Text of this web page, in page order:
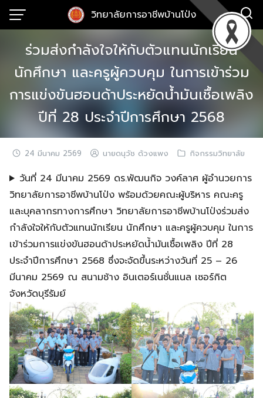
Skip
วิทยาลัยการอาชีพบ้านโป่ง
ร่วมส่งกำลังใจให้กับตัวแทนนักเรียน
นักศึกษา และครูผู้ควบคุม ในการเข้าร่วม
การแข่งขันฮอนด้าประหยัดน้ำมันเชื้อเพลิง
ปีที่ 28 ประจำปีการศึกษา 2568
24 มีนาคม 2569 นายดนุวัช ด้วงแพง กิจกรรมวิทยาลัย
วันที่ 24 มีนาคม 2569 ดร.พัฒนกิจ วงค์ลาศ ผู้อำนวยการ
วิทยาลัยการอาชีพบ้านโป่ง พร้อมด้วยคณะผู้บริหาร คณะครู
และบุคลากรทางการศึกษา วิทยาลัยการอาชีพบ้านโป่งร่วมส่ง
กำลังใจให้กับตัวแทนนักเรียน นักศึกษา และครูผู้ควบคุม ในการ
เข้าร่วมการแข่งขันฮอนด้าประหยัดน้ำมันเชื้อเพลิง ปีที่ 28
ประจำปีการศึกษา 2568 ซึ่งจะจัดขึ้นระหว่างวันที่ 25 – 26
มีนาคม 2569 ณ สนามช้าง อินเตอร์เนชั่นแนล เซอร์กิต
จังหวัดบุรีรัมย์